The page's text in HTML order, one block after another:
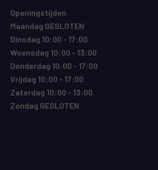
Openingstijden
Maandag GESLOTEN
Dinsdag 10:00 - 17:00
Woensdag 10:00 - 13:00
Donderdag 10:00 - 17:00
Vrijdag 10:00 - 17:00
Zaterdag 10:00 - 13:00
Zondag GESLOTEN